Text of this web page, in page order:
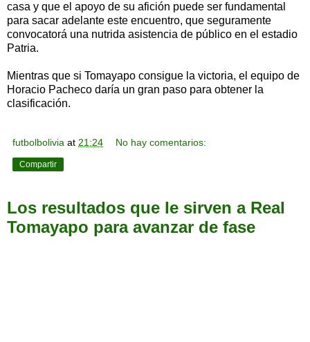
casa y que el apoyo de su afición puede ser fundamental
para sacar adelante este encuentro, que seguramente
convocatorá una nutrida asistencia de público en el estadio
Patria.
Mientras que si Tomayapo consigue la victoria, el equipo de
Horacio Pacheco daría un gran paso para obtener la
clasificación.
futbolbolivia at 21:24 No hay comentarios:
Compartir
Los resultados que le sirven a Real
Tomayapo para avanzar de fase